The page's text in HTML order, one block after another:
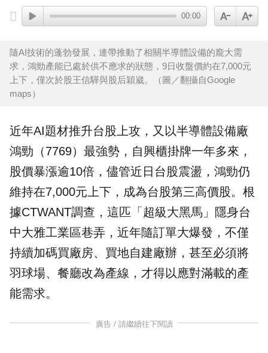
00:00
隨AI技術的蓬勃發展，連帶推動了相關半導體設備的龐大需
求，鴻勁產能已處於供不應求的狀態，9日收盤價約在7,000元
上下，僅次於股王信驊與股后穎崴。（圖／翻攝自Google
maps）
近年AI題材推升台股 上攻，又以半導體設備廠
鴻勁 （7769）最強勢，自興櫃掛牌一年多來，
股價暴漲逾10倍，儘管近日台股震盪，鴻勁仍
維持在7,000元上下，成為台股第三高價股。根
據CTWANT調查，這匹「超級大黑馬」隱身台
中大雅工業區巷弄，近年隨訂單大爆發，不僅
持續加碼買廠房、買地自建廠辦，甚至必須將
羽球場、餐廳改為產線，才得以應對滿載的產
能需求。
廣告 / 請繼續往下閱讀